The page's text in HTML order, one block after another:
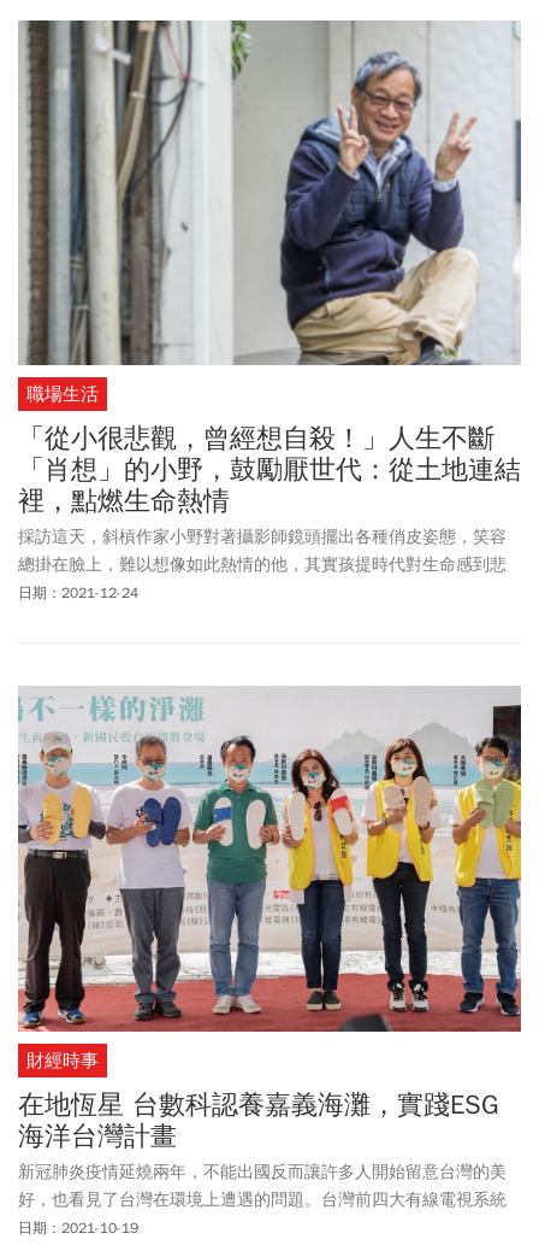
廣或試行「週休三日」，但政府會據實把全世界發展的趨勢，向提
案的公民來報告。其實台灣早在2013年就有圓神出版社率先實施
「週休三日」，當時不僅引來媒體大篇幅報導，外界對圓神員工更
是投注歆羨的眼神；更有不少老闆私下打電話給簡志忠，抱怨他
「破壞行情」。圓神出版社週一則是表示，公司已實施10年成效良
好，運作效率正常，樂見國內更多企業響應。以下是2013年今周刊
專訪簡志忠，談如何成為幸福企業。（原文刊載於2013/8/22）
職場生活
「從小很悲觀，曾經想自殺！」人生不斷
「肖想」的小野，鼓勵厭世代：從土地連結
裡，點燃生命熱情
採訪這天，斜槓作家小野對著攝影師鏡頭擺出各種俏皮姿態，笑容
總掛在臉上，難以想像如此熱情的他，其實孩提時代對生命感到悲
觀：「人總有一死，為什麼要活著？」這個問題直到今天依舊沒有
不斷寫下一篇又一篇生命精采的詩歌。
日期：2021-12-24
財經時事
在地恆星 台數科認養嘉義海灘，實踐ESG
海洋台灣計畫
新冠肺炎疫情延燒兩年，不能出國反而讓許多人開始留意台灣的美
好，也看見了台灣在環境上遭遇的問題。台灣前四大有線電視系統
台（MSO）業者「台灣數位光訊科技集團」，作為長期深耕在地的
日期：2021-10-19